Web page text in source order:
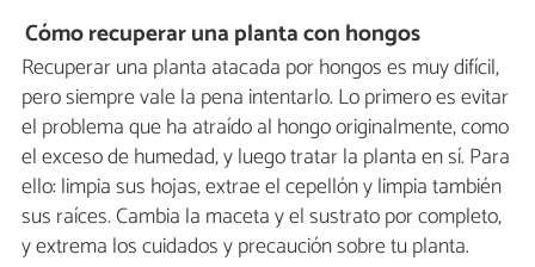
Cómo recuperar una planta con hongos
Recuperar una planta atacada por hongos es muy difícil,
pero siempre vale la pena intentarlo. Lo primero es evitar
el problema que ha atraído al hongo originalmente, como
el exceso de humedad, y luego tratar la planta en sí. Para
ello: limpia sus hojas, extrae el cepellón y limpia también
sus raíces. Cambia la maceta y el sustrato por completo,
y extrema los cuidados y precaución sobre tu planta.